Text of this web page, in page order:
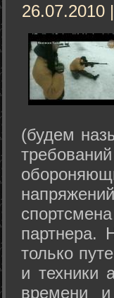
26.07.2010
(будем
партнера.
только
и техники
времени